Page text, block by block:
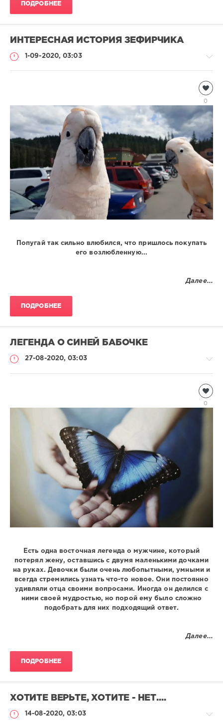
ПОДРОБНЕЕ
ИНТЕРЕСНАЯ ИСТОРИЯ ЗЕФИРЧИКА
1-09-2020, 03:03
338
0
Попугай так сильно влюбился, что пришлось покупать
его возлюбленную...
Далее...
ПОДРОБНЕЕ
ЛЕГЕНДА О СИНЕЙ БАБОЧКЕ
27-08-2020, 03:03
0
Есть одна восточная легенда о мужчине, который
потерял жену, оставшись с двумя маленькими дочками
на руках. Девочки были очень любопытными, умными и
всегда стремились узнать что-то новое. Они постоянно
удивляли отца своими вопросами. Иногда он делился с
ними своей мудростью, но порой ему было сложно
подобрать для них подходящий ответ.
Далее...
ПОДРОБНЕЕ
ХОТИТЕ ВЕРЬТЕ, ХОТИТЕ - НЕТ....
14-08-2020, 03:03